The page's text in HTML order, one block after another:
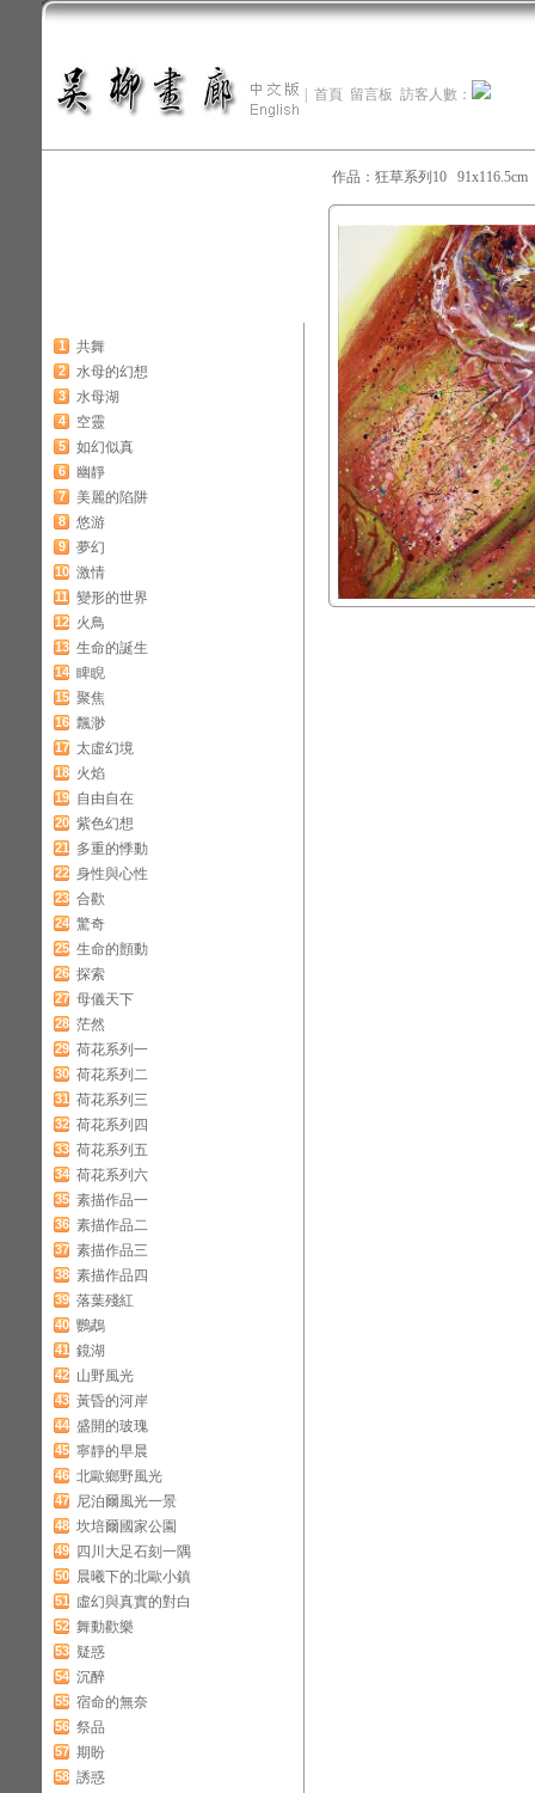
首頁 留言板 訪客人數：
1 共舞
2 水母的幻想
3 水母湖
4 空靈
5 如幻似真
6 幽靜
7 美麗的陷阱
8 悠游
9 夢幻
10 激情
11 變形的世界
12 火鳥
13 生命的誕生
14 睥睨
15 聚焦
16 飄渺
17 太虛幻境
18 火焰
19 自由自在
20 紫色幻想
21 多重的悸動
22 身性與心性
23 合歡
24 驚奇
25 生命的顫動
26 探索
27 母儀天下
28 茫然
29 荷花系列一
30 荷花系列二
31 荷花系列三
32 荷花系列四
33 荷花系列五
34 荷花系列六
35 素描作品一
36 素描作品二
37 素描作品三
38 素描作品四
39 落葉殘紅
40 鸚鵡
41 鏡湖
42 山野風光
43 黃昏的河岸
44 盛開的玻瑰
45 寧靜的早晨
46 北歐鄉野風光
47 尼泊爾風光一景
48 坎培爾國家公園
49 四川大足石刻一隅
50 晨曦下的北歐小鎮
51 虛幻與真實的對白
52 舞動歡樂
53 疑惑
54 沉醉
55 宿命的無奈
56 祭品
57 期盼
58 誘惑
作品：狂草系列10